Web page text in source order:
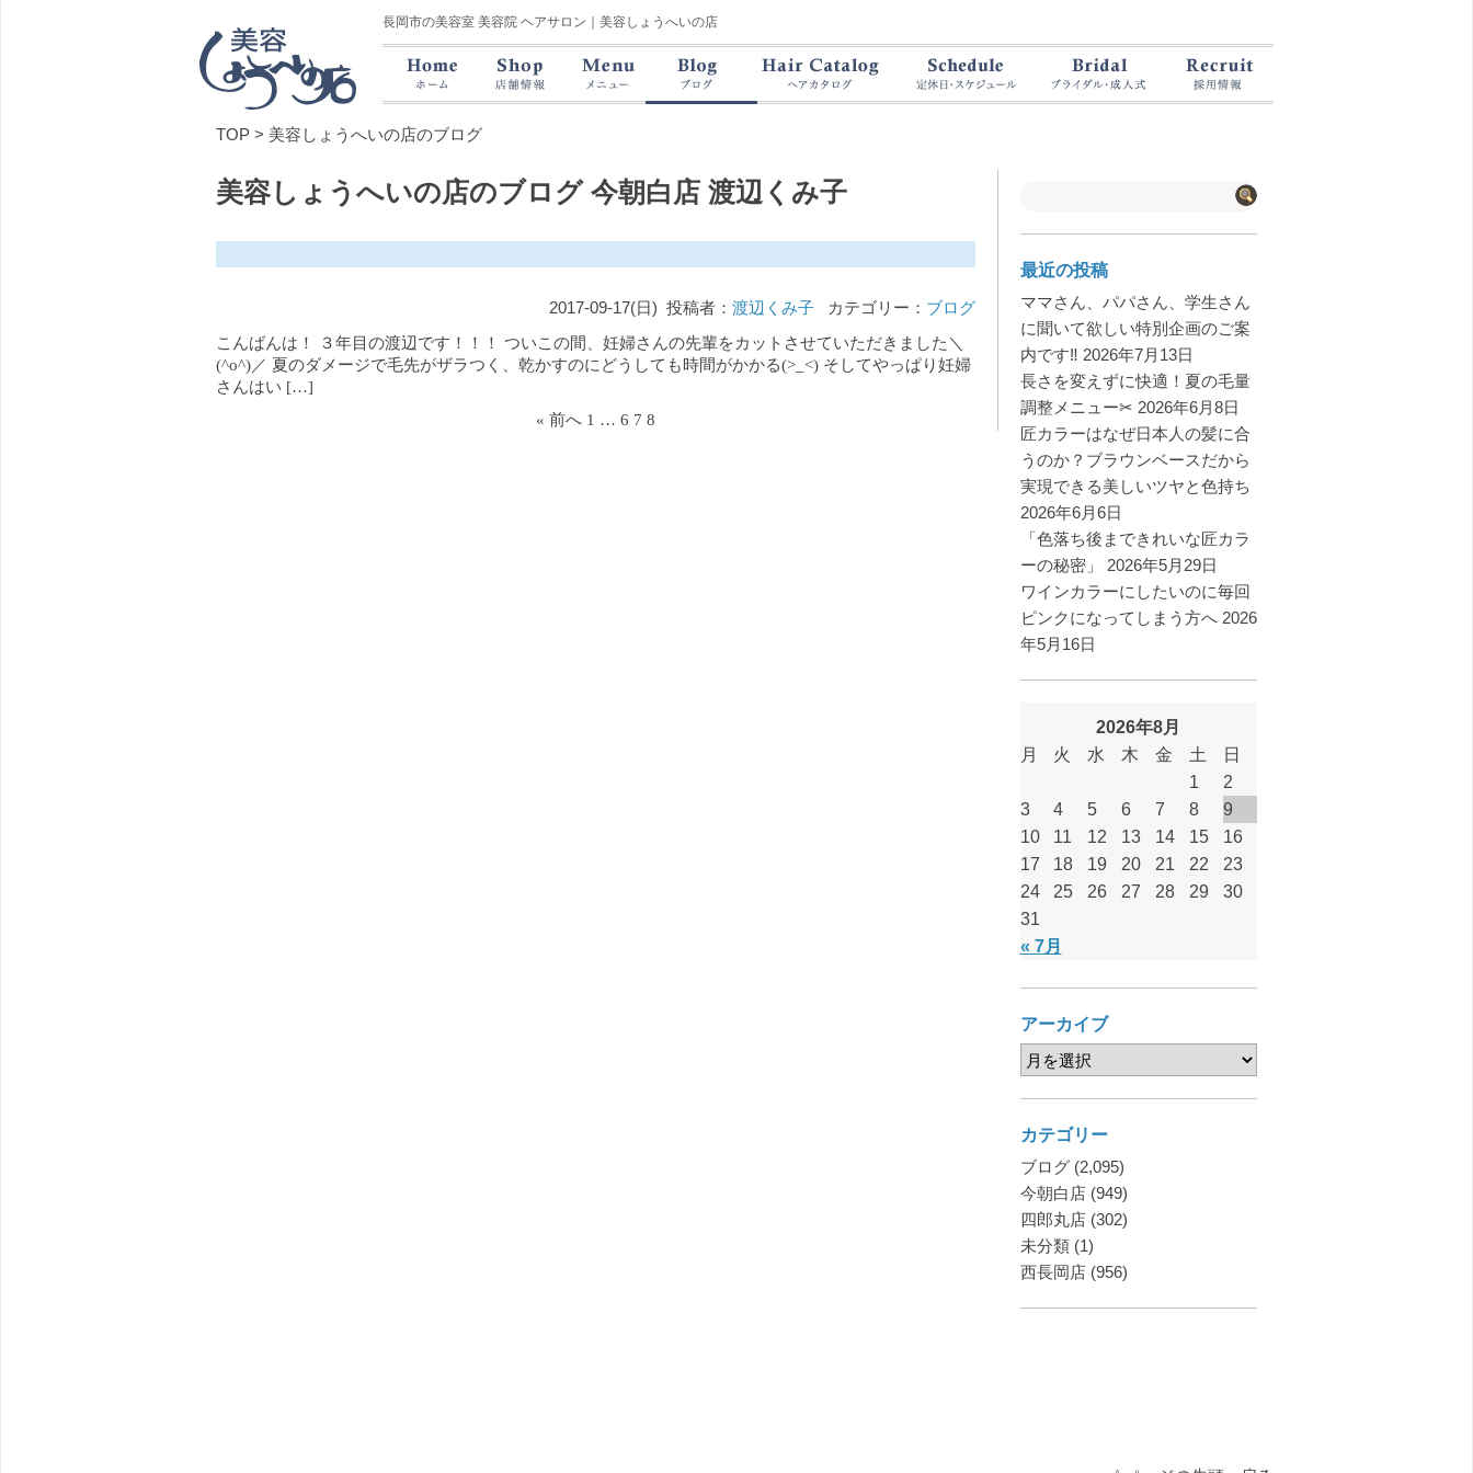
長岡市の美容室 美容院 ヘアサロン｜美容しょうへいの店
TOP > 美容しょうへいの店のブログ
美容しょうへいの店のブログ今朝白店 渡辺くみ子
2017-09-17(日) 投稿者： 渡辺くみ子カテゴリー： ブログ
こんばんは！ ３年目の渡辺です！！！ ついこの間、妊婦さんの先輩をカットさせていただきました＼
(^o^)／ 夏のダメージで毛先がザラつく、乾かすのにどうしても時間がかかる(>_<) そしてやっぱり妊婦
さんはい […]
« 前へ 1 … 6 7 8
最近の投稿
ママさん、パパさん、学生さん
に聞いて欲しい特別企画のご案
内です‼️ 2026年7月13日
長さを変えずに快適！夏の毛量
調整メニュー✂︎ 2026年6月8日
匠カラーはなぜ日本人の髪に合
うのか？ブラウンベースだから
実現できる美しいツヤと色持ち
2026年6月6日
「色落ち後まできれいな匠カラ
ーの秘密」
2026年5月29日
ワインカラーにしたいのに毎回
ピンクになってしまう方へ 2026
年5月16日
2026年8月
月
火 水 木 金 土 日
« 7月
1
2
3
4 5 6 7 8
9
10
11 12 13 14 15
16
17
18 19 20 21 22
23
24
25 26 27 28 29
30
31
アーカイブ
カテゴリー
ブログ(2,095)
今朝白店(949)
四郎丸店(302)
未分類(1)
西長岡店(956)